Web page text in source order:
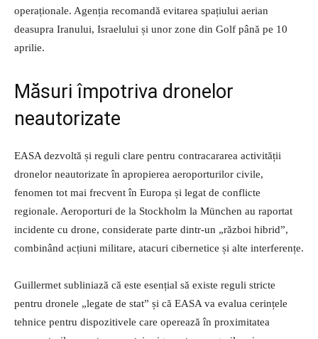
operaționale. Agenția recomandă evitarea spațiului aerian
deasupra Iranului, Israelului și unor zone din Golf până pe 10
aprilie.
Măsuri împotriva dronelor
neautorizate
EASA dezvoltă și reguli clare pentru contracararea activității
dronelor neautorizate în apropierea aeroporturilor civile,
fenomen tot mai frecvent în Europa și legat de conflicte
regionale. Aeroporturi de la Stockholm la München au raportat
incidente cu drone, considerate parte dintr-un „război hibrid”,
combinând acțiuni militare, atacuri cibernetice și alte interferențe.
Guillermet subliniază că este esențial să existe reguli stricte
pentru dronele „legate de stat” și că EASA va evalua cerințele
tehnice pentru dispozitivele care operează în proximitatea